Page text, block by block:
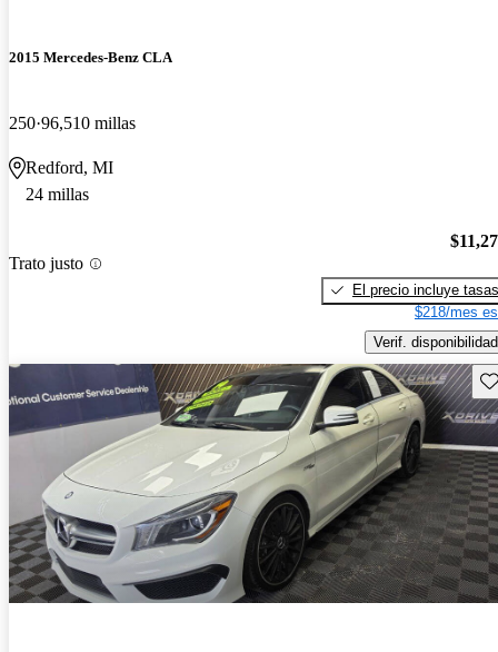
2015 Mercedes-Benz CLA
250 96,510 millas
Redford, MI
24 millas
Trato justo
El precio incluye tasas
$218/mes
Verif. disponibilidad